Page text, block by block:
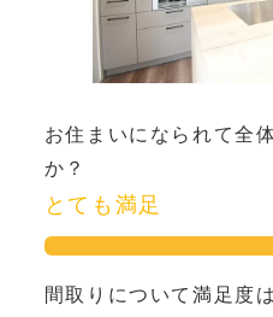
お住まいになられて全
か？
とても満足
間取りについて満足度